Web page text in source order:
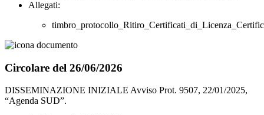
Allegati:
Circolare del 26/06/2026
DISSEMINAZIONE INIZIALE Avviso Prot. 9507, 22/01/2025,
“Agenda SUD”.